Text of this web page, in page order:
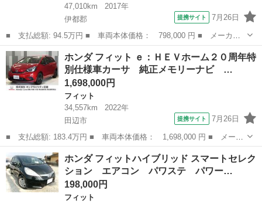
47,010km
2017年
伊都郡
提携サイト 7月26日
■ 支払総額: 94.5万円 ■ 車両本体価格： 798,000 円 ■ メーカー
名： ホンダ ■ 車種名： フィット ■ グレード名： １３Ｇ・
Ｆ 純正ナビ フルセグ ＤＶＤ Ｂｌｕｅｔｏｏｔｈ接続 ホンダ
センシング Ｅ...
和歌山 伊都郡 フィット
ホンダ フィット ｅ：ＨＥＶホーム２０周年特
別仕様車カーサ 純正メモリーナビ …
1,698,000円
フィット
34,557km
2022年
田辺市
提携サイト 7月26日
■ 支払総額: 183.4万円 ■ 車両本体価格： 1,698,000 円 ■ メーカ
ー名： ホンダ ■ 車種名： フィット ■ グレード名： ｅ：ＨＥ
Ｖホーム２０周年特別仕様車カーサ 純正メモリーナビ ホンダセン
シング ...
和歌山 田辺市 フィット
ホンダ フィットハイブリッド スマートセレク
ション エアコン パワステ パワー…
198,000円
フィット